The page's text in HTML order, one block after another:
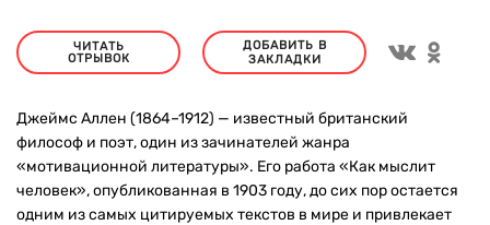
ЧИТАТЬ
ОТРЫВОК
ДОБАВИТЬ В
ЗАКЛАДКИ
Джеймс Аллен (1864–1912) — известный британский
философ и поэт, один из зачинателей жанра
«мотивационной литературы». Его работа «Как мыслит
человек», опубликованная в 1903 году, до сих пор остается
одним из самых цитируемых текстов в мире и привлекает